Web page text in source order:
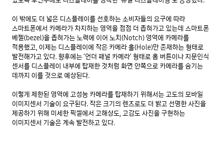
이 밖에도 더 넓은 디스플레이를 선호하는 소비자들의 요구에 따라
스마트폰에서 카메라가 차지하는 영역을 점점 더 좁혀가고 있는데 스마트폰
베젤(bezel)을 좁혀가는 노력에 이어 노치(Notch) 영역에 카메라를
적용했고, 이제는 디스플레이에 작은 카메라 홀(Hole)만 존재하는 형태로
발전해가고 있다. 향후에는 ‘언더 패널 카메라’ 형태로 홈 버튼이나 지문인식
센서를 디스플레이 내부에 탑재한 것처럼 화면 안쪽으로 카메라를 숨기는
데까지 이를 것으로 예상된다.
이렇게 제한된 영역에 고성능 카메라를 탑재하기 위해서는 고도의 모바일
이미지센서 기술이 요구된다. 작은 크기의 렌즈로도 더 밝고 선명한 사진을
제공하기 위해 미세한 픽셀에서 고해상도, 고감도 사진을 구현하는
이미지센서 기술은 계속 발전하고 있다.